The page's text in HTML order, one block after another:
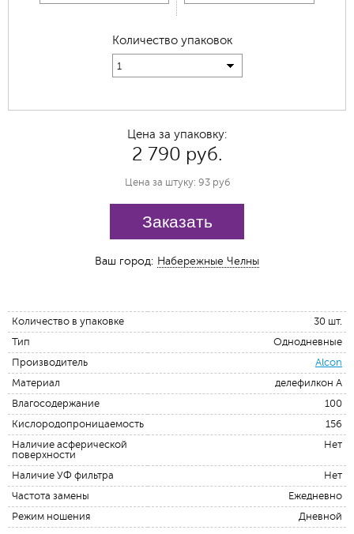
Количество упаковок
1
Цена за упаковку:
2 790 руб.
Цена за штуку: 93 руб
Заказать
Ваш город: Набережные Челны
Количество в упаковке
30 шт.
Тип
Однодневные
Производитель
Alcon
Материал
делефилкон А
Влагосодержание
100
Кислородопроницаемость
156
Наличие асферической
поверхности
Нет
Наличие УФ фильтра
Нет
Частота замены
Ежедневно
Режим ношения
Дневной